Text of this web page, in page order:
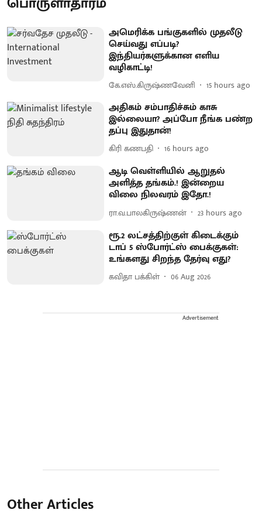
அமெரிக்க பங்குகளில் முதலீடு
செய்வது எப்படி?
இந்தியர்களுக்கான எளிய
வழிகாட்டி!
கே.எஸ்.கிருஷ்ணவேனி 15 hours ago
அதிகம் சம்பாதிச்சும் காசு
இல்லையா? அப்போ நீங்க பண்ற
தப்பு இதுதான்!
கிரி கணபதி 16 hours ago
ஆடி வெள்ளியில் ஆறுதல்
அளித்த தங்கம்.! இன்றைய
விலை நிலவரம் இதோ.!
ரா.வ.பாலகிருஷ்ணன் 23 hours ago
ரூ.2 லட்சத்திற்குள் கிடைக்கும்
டாப் 5 ஸ்போர்ட்ஸ் பைக்குகள்:
உங்களது சிறந்த தேர்வு எது?
கவிதா பக்கிள் 06 Aug 2026
Advertisement
Other Articles